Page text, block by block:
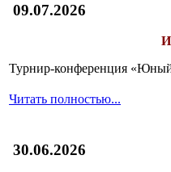
09.07.2026
Турнир-конференция «Юный
Читать полностью...
30.06.2026